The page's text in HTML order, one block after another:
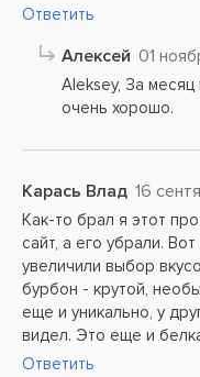
Ответить
Алексей 01
Aleksey, За месяц
очень хорошо.
Карась Влад 16
Как-то брал я этот
сайт, а его убрали.
увеличили выбор
бурбон - крутой,
еще и уникально, у
видел. Это еще и
Ответить